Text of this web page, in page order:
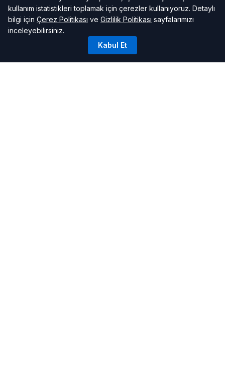
kullanım istatistikleri toplamak için çerezler kullanıyoruz. Detaylı
bilgi için Çerez Politikası ve Gizlilik Politikası sayfalarımızı
inceleyebilirsiniz.
Kabul Et